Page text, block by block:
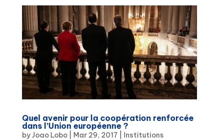
Quel avenir pour la coopération renforcée
dans l’Union européenne ?
byJoao Lobo| Mar 29, 2017
Institutions